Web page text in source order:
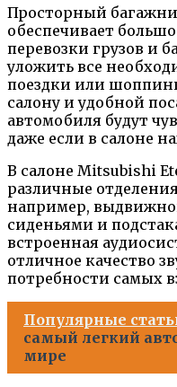
Просторный
обеспечивает
перевозки грузов и
уложить все
поездки или
салону и удобной
автомобиля будут
даже если в салоне
В салоне Mitsubishi
различные
например,
сиденьями и
встроенная
отличное качество
потребности самых
Популярные
самый легкий
мире